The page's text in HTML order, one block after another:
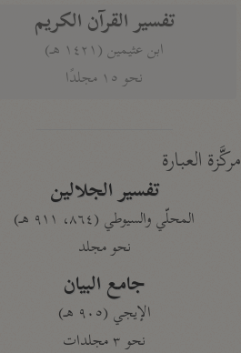
تفسير القرآن الكريم
ابن عثيمين (١٤٢١ هـ)
نحو ١٥ مجلدًا
مركَّزة العبارة
تفسير الجلالين
المحلّي والسيوطي (٨٦٤، ٩١١ هـ)
نحو مجلد
جامع البيان
الإيجي (٩٠٥ هـ)
نحو ٣ مجلدات